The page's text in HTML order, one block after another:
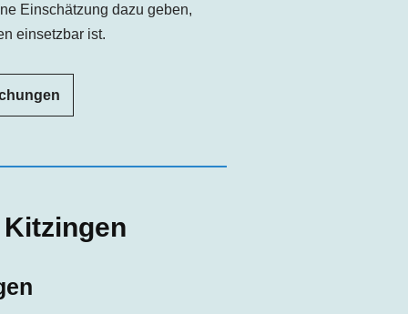
Einschätzung dazu geben,
einsetzbar ist.